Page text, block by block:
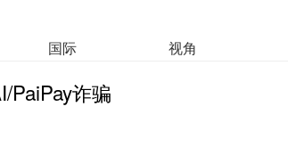
国际 视角
PaiPay诈骗